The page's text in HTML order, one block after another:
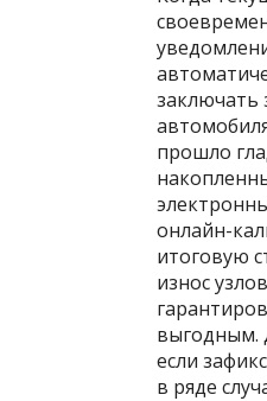
заключать
прошло
онлайн-
итоговую
износ
выгодным.
если
в ряде